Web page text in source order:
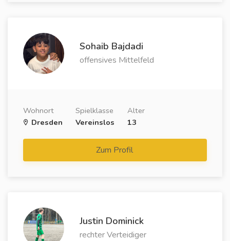
Sohaib Bajdadi
offensives Mittelfeld
Wohnort
Dresden
Spielklasse
Vereinslos
Alter
13
Zum Profil
Justin Dominick
rechter Verteidiger